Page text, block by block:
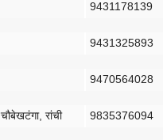
9431178139
9431325893
9470564028
चौबेखटंगा, रांची 9835376094